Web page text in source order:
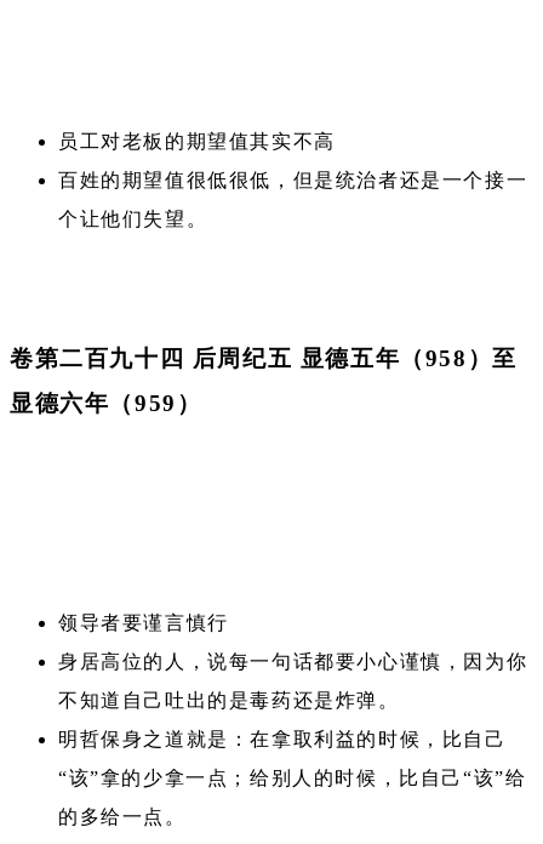
员工对老板的期望值其实不高
百姓的期望值很低很低，但是统治者还是一个接一
个让他们失望。
卷第二百九十四 后周纪五 显德五年（958）至
显德六年（959）
领导者要谨言慎行
身居高位的人，说每一句话都要小心谨慎，因为你
不知道自己吐出的是毒药还是炸弹。
明哲保身之道就是：在拿取利益的时候，比自己
“该”拿的少拿一点；给别人的时候，比自己“该”给
的多给一点。